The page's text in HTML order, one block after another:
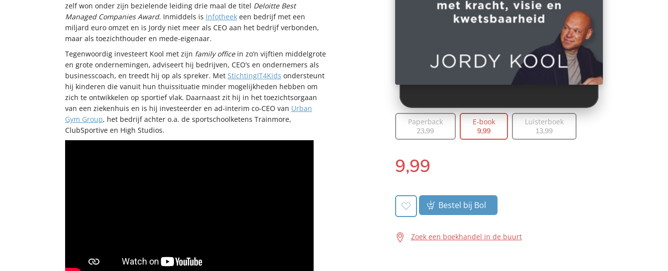
zelf won onder zijn bezielende leiding drie maal de titel Deloitte Best
Managed Companies Award. Inmiddels is Infotheekeen bedrijf met een
miljard euro omzet en is Jordy niet meer als CEO aan het bedrijf verbonden,
maar als toezichthouder en mede-eigenaar.
Tegenwoordig investeert Kool met zijn family officein zo’n vijftien middelgrote
en grote ondernemingen, adviseert hij bedrijven, CEO’s en ondernemers als
businesscoach, en treedt hij op als spreker. Met StichtingIT4Kids ondersteunt
hij kinderen die vanuit hun thuissituatie minder mogelijkheden hebben om
zich te ontwikkelen op sportief vlak. Daarnaast zit hij in het toezichtsorgaan
van een ziekenhuis en is hij investeerder en ad-interim co-CEO van Urban
Gym Group, het bedrijf achter o.a. de sportschoolketens Trainmore,
ClubSportive en High Studios.
Paperback
23,99
E-book
9,99
Luisterboek
13,99
E-
book:
9,99
Bestel bij Bol
Zoek een boekhandel in de buurt